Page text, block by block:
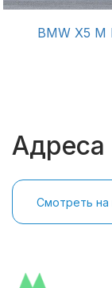
BMW X5 M
Адреса
Смотреть на